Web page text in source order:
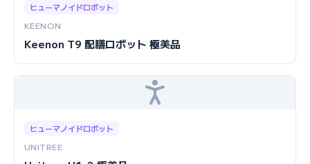
ヒューマノイドロボット
KEENON
Keenon T9 配膳ロボット 極美品
ヒューマノイドロボット
UNITREE